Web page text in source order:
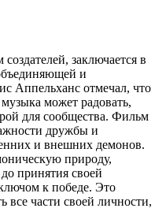
заключается в
и
Аппельханс отмечал, что
может радовать,
для сообщества. Фильм
дружбы и
и внешних демонов.
природу,
принятия своей
к победе. Это
все части своей личности,